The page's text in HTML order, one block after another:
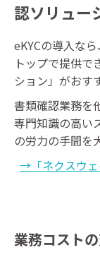
認ソリュー
eKYCの導入な
トップで提供で
ション」がおす
書類確認業務を
専門知識の高い
の労力の手間を
→「ネクスウェ
業務コスト